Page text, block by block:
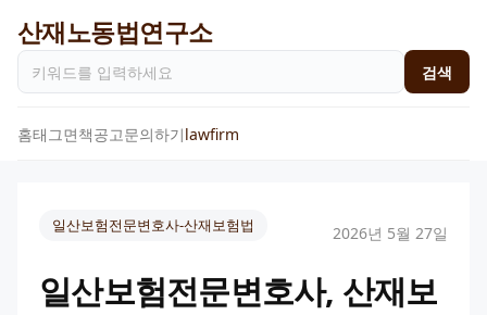
산재노동법연구소
검색
홈태그면책공고문의하기lawfirm
일산보험전문변호사-산재보험법 2026년 5월 27일
일산보험전문변호사, 산재보